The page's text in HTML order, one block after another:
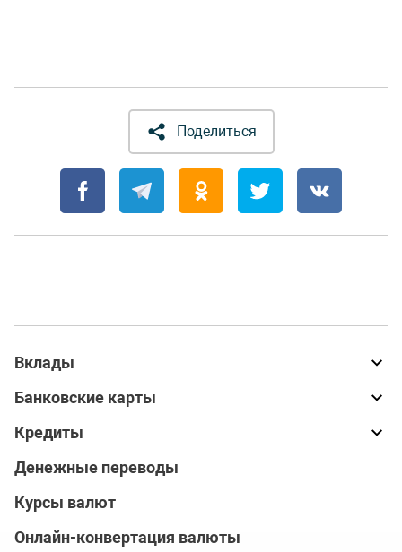
Поделиться
Вклады
Банковские карты
Кредиты
Денежные переводы
Курсы валют
Онлайн-конвертация валюты